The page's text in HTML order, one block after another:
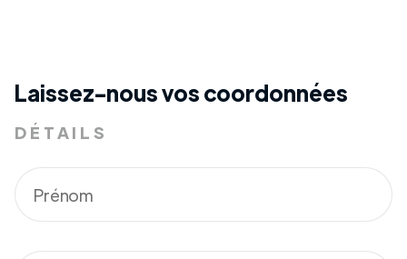
Laissez-nous vos coordonnées
DÉTAILS